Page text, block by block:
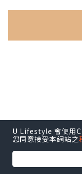
U Lifestyle 會使用
您同意接受本網站之